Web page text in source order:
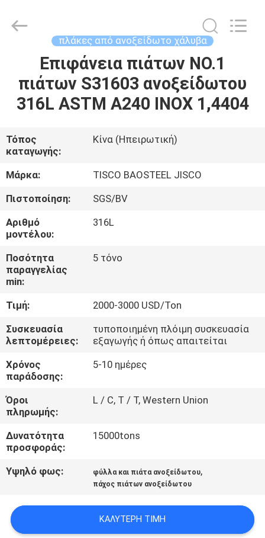
ΣΠΊΤΙ
ΠΡΟΪΌΝΤΑ
ΠΕΡΊΠΟΥ
ΕΜΕΊΣ
ΓΎΡΟΣ
ΕΡΓΟΣΤΑΣΊΩΝ
ΠΟΙΟΤΙΚΌΣ
ΈΛΕΓΧΟΣ
ΜΑΣ
ΕΛΆΤΕ
ΕΠΑΦΉ
ΜΕ
ΕΙΔΉΣΕΙΣ
ΠΕΡΙΠΤΏΣΕΙΣ
COMPANY
NEWS
INDUSTRIAL
LIMITED.
πλάκες από ανοξείδωτο χάλυβα
Επιφάνεια πιάτων NO.1
πιάτων S31603 ανοξείδωτου
316L ASTM A240 INOX 1,4404
Τόπος
καταγωγής:
Κίνα (Ηπειρωτική)
Μάρκα:
TISCO BAOSTEEL JISCO
Πιστοποίηση:
SGS/BV
Αριθμό
μοντέλου:
316L
Ποσότητα
παραγγελίας
min:
5 τόνο
Τιμή:
2000-3000 USD/Ton
Συσκευασία
λεπτομέρειες:
τυποποιημένη πλόιμη συσκευασία
εξαγωγής ή όπως απαιτείται
Χρόνος
παράδοσης:
5-10 ημέρες
Όροι
πληρωμής:
L / C, T / T, Western Union
Δυνατότητα
προσφοράς:
15000tons
Υψηλό φως: φύλλα και πιάτα ανοξείδωτου,
πάχος πιάτων ανοξείδωτου
ΚΑΛΎΤΕΡΗ ΤΙΜΉ